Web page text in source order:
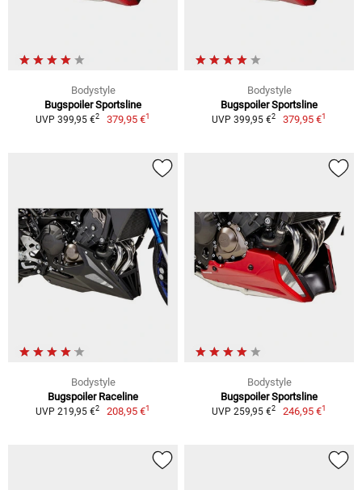
Bodystyle
Bugspoiler Sportsline
UVP 399,95 €2 379,95 €1
Bodystyle
Bugspoiler Sportsline
UVP 399,95 €2 379,95 €1
Bodystyle
Bugspoiler Raceline
UVP 219,95 €2 208,95 €1
Bodystyle
Bugspoiler Sportsline
UVP 259,95 €2 246,95 €1